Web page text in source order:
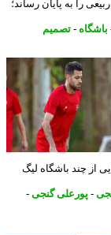
به پایان رساند؛
-تصمیم
چند باشگاه لیگ
پورعلی گنجی-